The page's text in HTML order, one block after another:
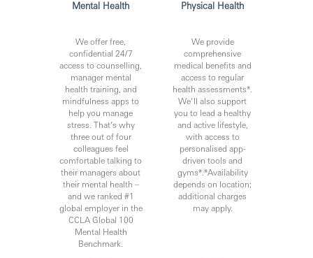
Mental Health
We offer free,
confidential 24/7
access to counselling,
manager mental
health training, and
mindfulness apps to
help you manage
stress. That’s why
three out of four
colleagues feel
comfortable talking to
their managers about
their mental health –
and we ranked #1
global employer in the
CCLA Global 100
Mental Health
Benchmark.
Physical Health
We provide
comprehensive
medical benefits and
access to regular
health assessments*.
We’ll also support
you to lead a healthy
and active lifestyle,
with access to
personalised app-
driven tools and
gyms*.*Availability
depends on location;
additional charges
may apply.